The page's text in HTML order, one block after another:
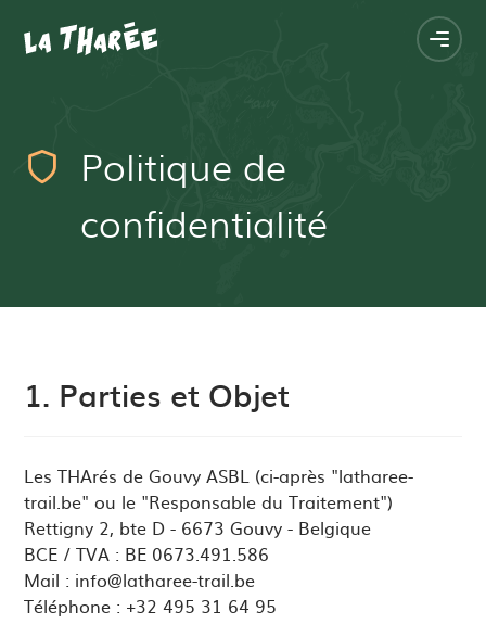
Politique de
confidentialité
principale
la
1. Parties et Objet
Les THArés de Gouvy ASBL (ci-après "latharee-
trail.be" ou le "Responsable du Traitement")
Rettigny 2, bte D - 6673 Gouvy - Belgique
BCE / TVA : BE 0673.491.586
Mail : info@latharee-trail.be
Téléphone : +32 495 31 64 95